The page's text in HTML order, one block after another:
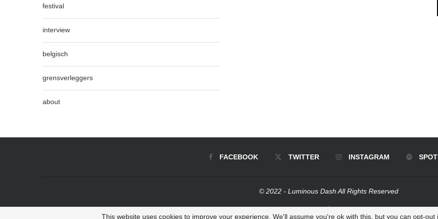
festival
interview
belgisch
grensverleggers
about
FACEBOOK TWITTER INSTAGRAM
© 2022 - Luminous Dash All Rights Reserved
BACK TO TOP
This website uses cookies to improve your experience. We'll assume you're ok with this, but you can opt-out